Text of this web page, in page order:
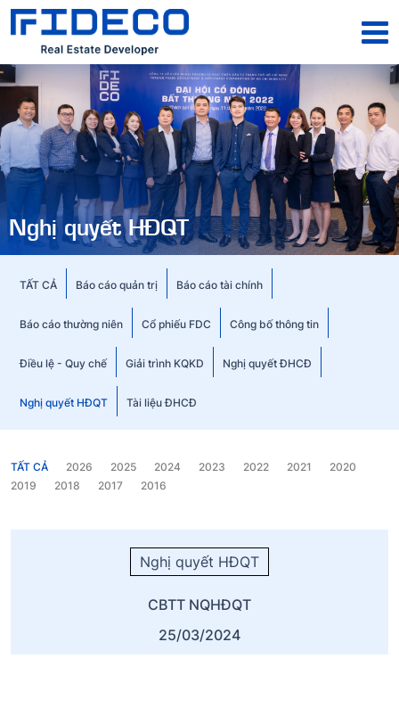
Nghị quyết HĐQT
TẤT CẢ Báo cáo quản trị Báo cáo tài chính
Báo cáo thường niên Cổ phiếu FDC Công bố thông tin
Điều lệ - Quy chế Giải trình KQKD Nghị quyết ĐHCĐ
Nghị quyết HĐQT Tài liệu ĐHCĐ
TẤT CẢ 2026 2025 2024 2023 2022 2021
2020
2019
2018 2017 2016
Nghị quyết HĐQT
CBTT NQHĐQT
25/03/2024